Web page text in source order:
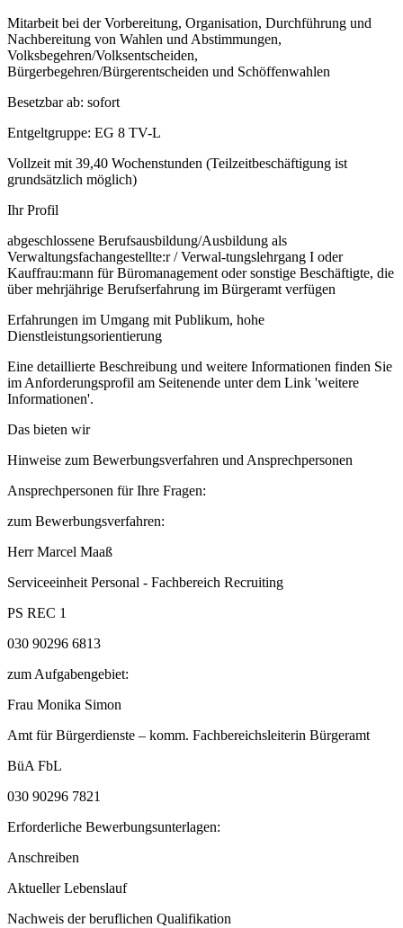
Mitarbeit bei der Vorbereitung, Organisation, Durchführung und
Nachbereitung von Wahlen und Abstimmungen,
Volksbegehren/Volksentscheiden,
Bürgerbegehren/Bürgerentscheiden und Schöffenwahlen
Besetzbar ab: sofort
Entgeltgruppe: EG 8 TV-L
Vollzeit mit 39,40 Wochenstunden (Teilzeitbeschäftigung ist
grundsätzlich möglich)
Ihr Profil
abgeschlossene Berufsausbildung/Ausbildung als
Verwaltungsfachangestellte:r / Verwal-tungslehrgang I oder
Kauffrau:mann für Büromanagement oder sonstige Beschäftigte, die
über mehrjährige Berufserfahrung im Bürgeramt verfügen
Erfahrungen im Umgang mit Publikum, hohe
Dienstleistungsorientierung
Eine detaillierte Beschreibung und weitere Informationen finden Sie
im Anforderungsprofil am Seitenende unter dem Link 'weitere
Informationen'.
Das bieten wir
Hinweise zum Bewerbungsverfahren und Ansprechpersonen
Ansprechpersonen für Ihre Fragen:
zum Bewerbungsverfahren:
Herr Marcel Maaß
Serviceeinheit Personal - Fachbereich Recruiting
PS REC 1
030 90296 6813
zum Aufgabengebiet:
Frau Monika Simon
Amt für Bürgerdienste – komm. Fachbereichsleiterin Bürgeramt
BüA FbL
030 90296 7821
Erforderliche Bewerbungsunterlagen:
Anschreiben
Aktueller Lebenslauf
Nachweis der beruflichen Qualifikation